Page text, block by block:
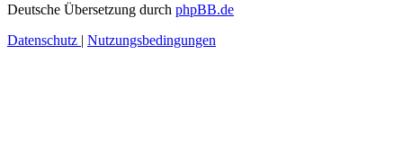
Deutsche Übersetzung durch phpBB.de
Datenschutz | Nutzungsbedingungen